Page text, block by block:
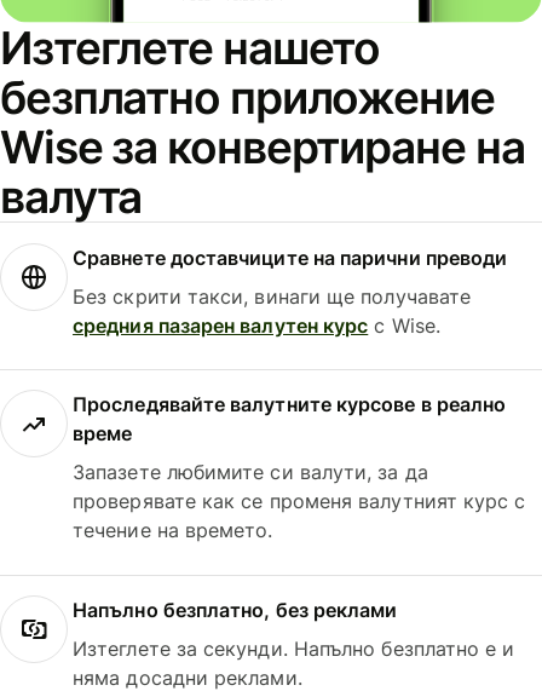
Изтеглете нашето
безплатно приложение
Wise за конвертиране на
валута
Сравнете доставчиците на парични преводи
Без скрити такси, винаги ще получавате
средния пазарен валутен курс с Wise.
Проследявайте валутните курсове в реално
време
Запазете любимите си валути, за да
проверявате как се променя валутният курс с
течение на времето.
Напълно безплатно, без реклами
Изтеглете за секунди. Напълно безплатно е и
няма досадни реклами.